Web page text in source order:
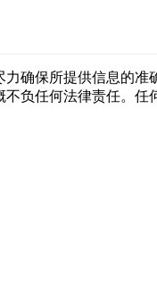
确保所提供信息的准
负任何法律责任。任